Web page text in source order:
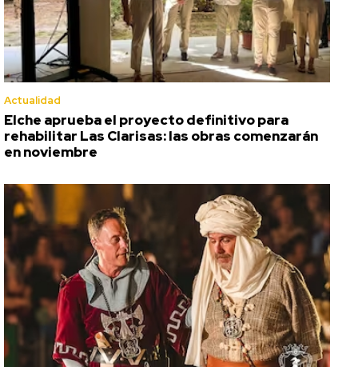
Actualidad
Elche aprueba el proyecto definitivo para
rehabilitar Las Clarisas: las obras comenzarán
en noviembre